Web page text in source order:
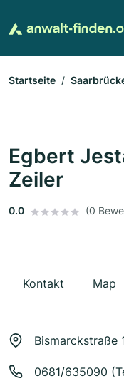
Startseite
Egbert
Zeiler
0.0 (0
Kontakt Map
Bismarckstraße
0681/635090